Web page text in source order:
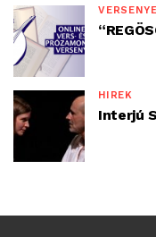
HÍREK
Interjú